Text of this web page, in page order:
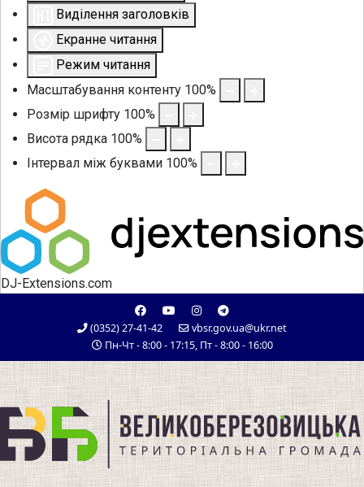
Виділення заголовків
Екранне читання
Режим читання
Масштабування контенту 100%
Розмір шрифту 100%
Висота рядка 100%
Інтервал між буквами 100%
DJ-Extensions.com
(0352) 27-41-42
vbsr.gov.ua@ukr.net
Пн-Чт - 8:00 - 17:15, Пт - 8:00 - 16:00